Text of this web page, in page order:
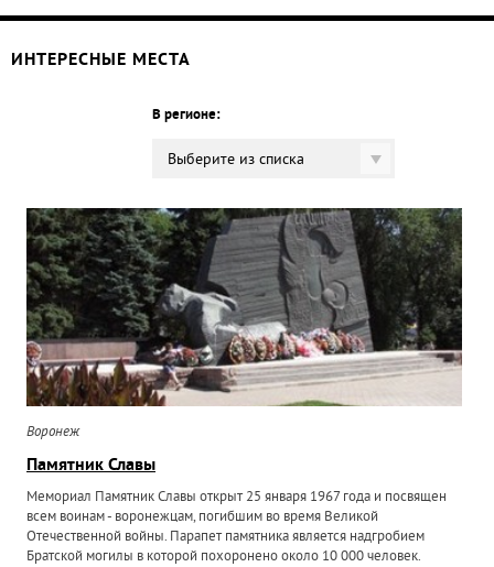
ИНТЕРЕСНЫЕ МЕСТА
В регионе:
Выберите из списка
Воронеж
Памятник Славы
Мемориал Памятник Славы открыт 25 января 1967 года и посвящен
всем воинам - воронежцам, погибшим во время Великой
Отечественной войны. Парапет памятника является надгробием
Братской могилы в которой похоронено около 10 000 человек.